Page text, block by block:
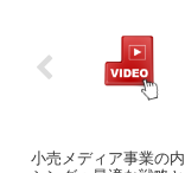
小売メディア事業の